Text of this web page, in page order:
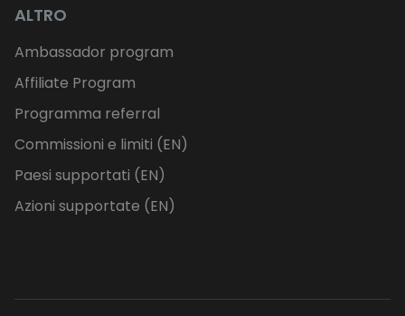
ALTRO
Ambassador program
Affiliate Program
Programma referral
Commissioni e limiti (EN)
Paesi supportati (EN)
Azioni supportate (EN)